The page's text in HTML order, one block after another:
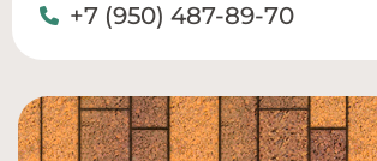
+7 (950) 487-89-70